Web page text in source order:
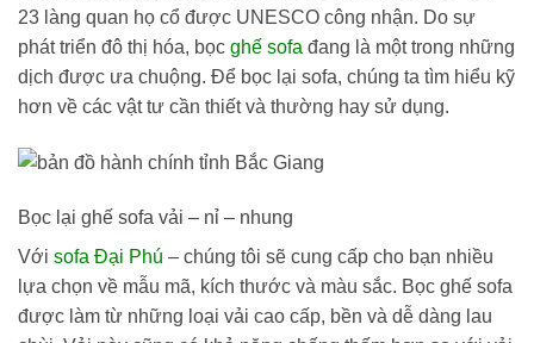
23 làng quan họ cổ được UNESCO công nhận. Do sự
phát triển đô thị hóa, bọc ghế sofa đang là một trong những
dịch được ưa chuộng. Để bọc lại sofa, chúng ta tìm hiểu kỹ
hơn về các vật tư cần thiết và thường hay sử dụng.
Bọc lại ghế sofa vải – nỉ – nhung
Với sofa Đại Phú – chúng tôi sẽ cung cấp cho bạn nhiều
lựa chọn về mẫu mã, kích thước và màu sắc. Bọc ghế sofa
được làm từ những loại vải cao cấp, bền và dễ dàng lau